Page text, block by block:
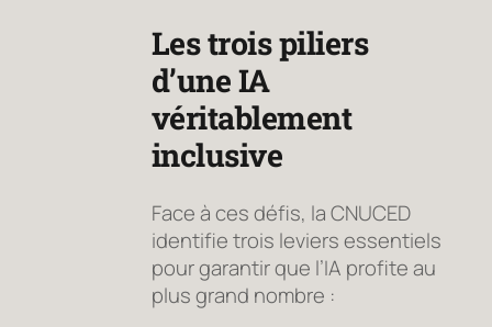
Les trois piliers
d’une IA
véritablement
inclusive
Face à ces défis, la CNUCED
identifie trois leviers essentiels
pour garantir que l’IA profite au
plus grand nombre :